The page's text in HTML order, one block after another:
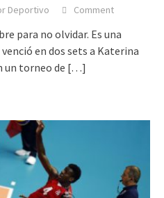
Deportivo Comment
para no olvidar. Es una
en dos sets a Katerina
un torneo de […]